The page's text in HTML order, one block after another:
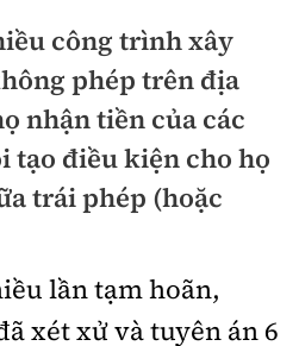
công trình xây
phép trên địa
nhận tiền của các
tạo điều kiện cho họ
trái phép (hoặc
lần tạm hoãn,
xét xử và tuyên án 6